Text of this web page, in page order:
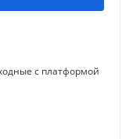
с платформой